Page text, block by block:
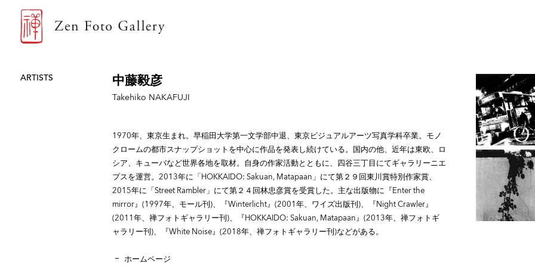
ARTISTS 中藤毅彦
Takehiko NAKAFUJI
1970年、東京生まれ。早稲田大学第一文学部中退、東京ビジュアルアーツ写真学科卒業。モノ
クロームの都市スナップショットを中心に作品を発表し続けている。国内の他、近年は東欧、ロ
シア、キューバなど世界各地を取材。自身の作家活動とともに、四谷三丁目にてギャラリーニエ
プスを運営。2013年に「HOKKAIDO: Sakuan, Matapaan」にて第２９回東川賞特別作家賞、
2015年に「Street Rambler」にて第２４回林忠彦賞を受賞した。主な出版物に『Enter the
mirror』(1997年、モール刊)、『Winterlicht』(2001年、ワイズ出版刊)、『Night Crawler』
(2011年、禅フォトギャラリー刊)、『HOKKAIDO: Sakuan, Matapaan』(2013年、禅フォトギ
ャラリー刊)、『White Noise』(2018年、禅フォトギャラリー刊)などがある。
ホームページ